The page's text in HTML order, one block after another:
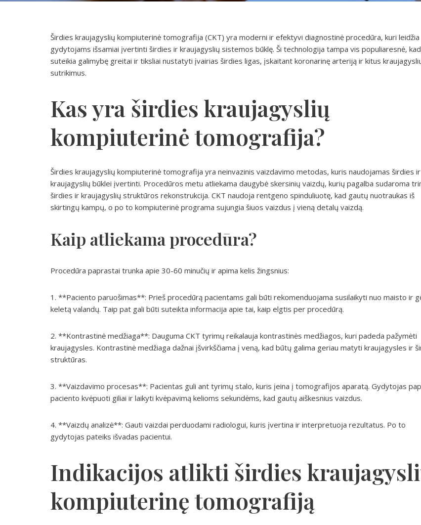
Širdies kraujagyslių kompiuterinė tomografija (CKT) yra moderni ir efektyvi diagnostinė procedūra, kuri leidžia
gydytojams išsamiai įvertinti širdies ir kraujagyslių sistemos būklę. Ši technologija tampa vis populiaresnė,
suteikia galimybę greitai ir tiksliai nustatyti įvairias širdies ligas, įskaitant koronarinę arteriją ir kitus
sutrikimus.
Kas yra širdies kraujagyslių
kompiuterinė tomografija?
Širdies kraujagyslių kompiuterinė tomografija yra neinvazinis vaizdavimo metodas, kuris naudojamas širdies ir
kraujagyslių būklei įvertinti. Procedūros metu atliekama daugybė skersinių vaizdų, kurių pagalba sudaroma
širdies ir kraujagyslių struktūros rekonstrukcija. CKT naudoja rentgeno spinduliuotę, kad gautų nuotraukas iš
skirtingų kampų, o po to kompiuterinė programa sujungia šiuos vaizdus į vieną detalų vaizdą.
Kaip atliekama procedūra?
Procedūra paprastai trunka apie 30-60 minučių ir apima kelis žingsnius:
1. **Paciento paruošimas**: Prieš procedūrą pacientams gali būti rekomenduojama susilaikyti nuo maisto ir
keletą valandų. Taip pat gali būti suteikta informacija apie tai, kaip elgtis per procedūrą.
2. **Kontrastinė medžiaga**: Dauguma CKT tyrimų reikalauja kontrastinės medžiagos, kuri padeda pažymėti
kraujagysles. Kontrastinė medžiaga dažnai įšvirkščiama į veną, kad būtų galima geriau matyti kraujagysles ir
struktūras.
3. **Vaizdavimo procesas**: Pacientas guli ant tyrimų stalo, kuris įeina į tomografijos aparatą. Gydytojas
paciento kvėpuoti giliai ir laikyti kvėpavimą kelioms sekundėms, kad gautų aiškesnius vaizdus.
4. **Vaizdų analizė**: Gauti vaizdai perduodami radiologui, kuris įvertina ir interpretuoja rezultatus. Po to
gydytojas pateiks išvadas pacientui.
Indikacijos atlikti širdies
kompiuterinę tomografiją